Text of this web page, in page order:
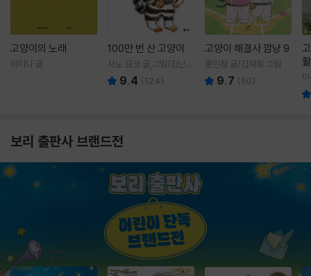
고양이의 노래
이미나 글
100만 번 산 고양이
사노 요코 글,그림/김난주
역 9.4 (124)
고양이 해결사 깜냥 9
홍민정 글/김재희 그림
9.7 (60)
보리 출판사 브랜드전